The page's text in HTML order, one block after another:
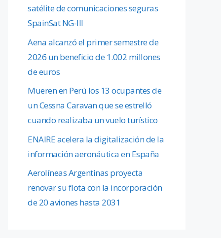
satélite de comunicaciones seguras
SpainSat NG-III
Aena alcanzó el primer semestre de
2026 un beneficio de 1.002 millones
de euros
Mueren en Perú los 13 ocupantes de
un Cessna Caravan que se estrelló
cuando realizaba un vuelo turístico
ENAIRE acelera la digitalización de la
información aeronáutica en España
Aerolíneas Argentinas proyecta
renovar su flota con la incorporación
de 20 aviones hasta 2031